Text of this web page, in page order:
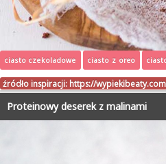
ciasto czekoladowe ciasto z oreo
źródło inspiracji: https://
Proteinowy deserek z malinami